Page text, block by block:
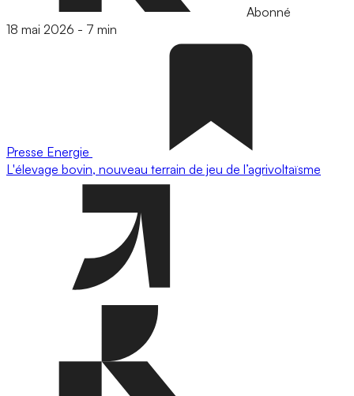
Abonné
18 mai 2026 - 7 min
Presse Energie
L'élevage bovin, nouveau terrain de jeu de l’agrivoltaïsme